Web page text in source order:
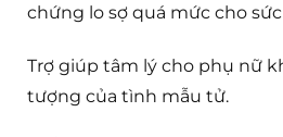
chứng lo sợ quá mức cho
Trợ giúp tâm lý cho phụ nữ
tượng của tình mẫu tử.